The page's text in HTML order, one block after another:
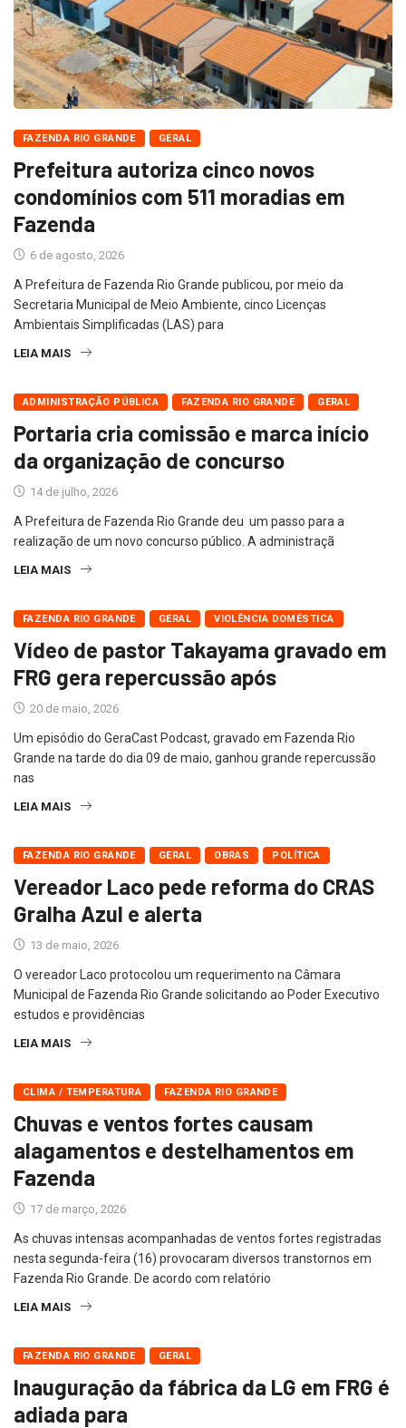
FAZENDA RIO GRANDE GERAL
Prefeitura autoriza cinco novos
condomínios com 511 moradias em
Fazenda
6 de agosto, 2026
A Prefeitura de Fazenda Rio Grande publicou, por meio da
Secretaria Municipal de Meio Ambiente, cinco Licenças
Ambientais Simplificadas (LAS) para
LEIA MAIS
ADMINISTRAÇÃO PÚBLICA FAZENDA RIO GRANDE GERAL
Portaria cria comissão e marca início
da organização de concurso
14 de julho, 2026
A Prefeitura de Fazenda Rio Grande deu um passo para a
realização de um novo concurso público. A administraçã
LEIA MAIS
FAZENDA RIO GRANDE GERAL VIOLÊNCIA DOMÉSTICA
Vídeo de pastor Takayama gravado em
FRG gera repercussão após
20 de maio, 2026
Um episódio do GeraCast Podcast, gravado em Fazenda Rio
Grande na tarde do dia 09 de maio, ganhou grande repercussão
nas
LEIA MAIS
FAZENDA RIO GRANDE GERAL OBRAS POLÍTICA
Vereador Laco pede reforma do CRAS
Gralha Azul e alerta
13 de maio, 2026
O vereador Laco protocolou um requerimento na Câmara
Municipal de Fazenda Rio Grande solicitando ao Poder Executivo
estudos e providências
LEIA MAIS
CLIMA / TEMPERATURA FAZENDA RIO GRANDE
Chuvas e ventos fortes causam
alagamentos e destelhamentos em
Fazenda
17 de março, 2026
As chuvas intensas acompanhadas de ventos fortes registradas
nesta segunda-feira (16) provocaram diversos transtornos em
Fazenda Rio Grande. De acordo com relatório
LEIA MAIS
FAZENDA RIO GRANDE GERAL
Inauguração da fábrica da LG em FRG é
adiada para